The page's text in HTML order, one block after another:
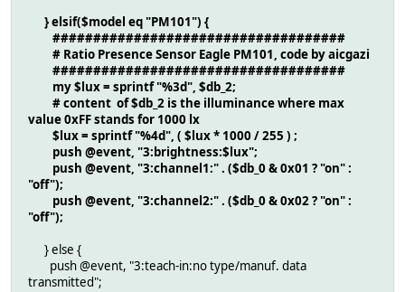
} elsif($model eq "PM101") {
####################################
# Ratio Presence Sensor Eagle PM101, code by aicgazi
####################################
my $lux = sprintf "%3d", $db_2;
# content of $db_2 is the illuminance where max
value 0xFF stands for 1000 lx
$lux = sprintf "%4d", ( $lux * 1000 / 255 ) ;
push @event, "3:brightness:$lux";
push @event, "3:channel1:" . ($db_0 & 0x01 ? "on" :
"off");
push @event, "3:channel2:" . ($db_0 & 0x02 ? "on" :
"off");
} else {
push @event, "3:teach-in:no type/manuf. data
transmitted";